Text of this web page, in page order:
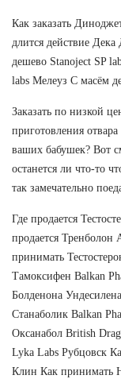
Как заказать
длится действие
дешево Stanoject SP
labs Мелеуз С масём
Заказать по низкой
приготовления
ваших бабушек? Вот
останется ли что-то
так замечательно
Где продается
продается Тренболон
принимать
Тамоксифен Balkan
Болденона
Станаболик Balkan
Оксанабол British
Lyka Labs Рубцовск
Клин Как принимать